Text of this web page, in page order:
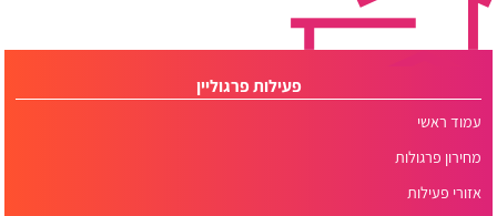
פעילות פרגוליין
עמוד ראשי
מחירון פרגולות
אזורי פעילות